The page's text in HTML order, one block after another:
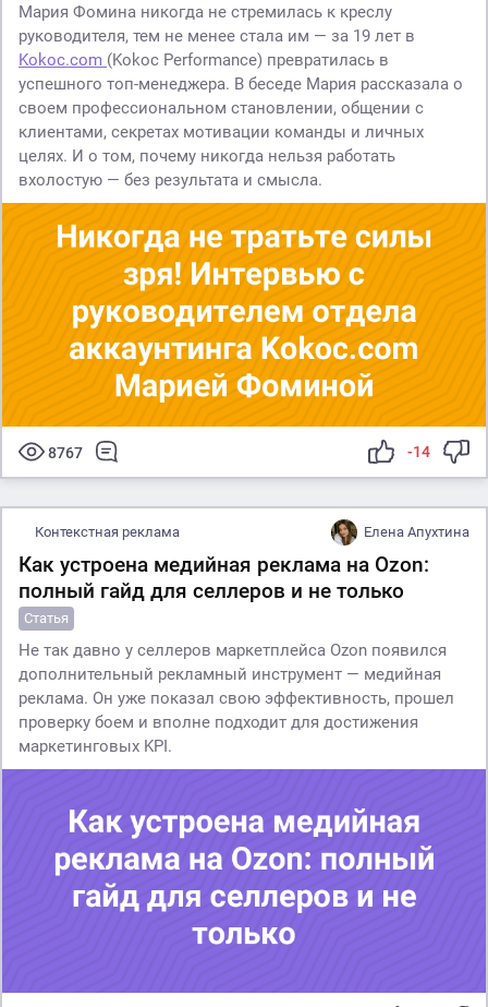
Мария Фомина никогда не стремилась к креслу
руководителя, тем не менее стала им — за 19 лет в
Kokoc.com (Kokoc Performance) превратилась в
успешного топ-менеджера. В беседе Мария рассказала о
своем профессиональном становлении, общении с
клиентами, секретах мотивации команды и личных
целях. И о том, почему никогда нельзя работать
вхолостую — без результата и смысла.
8767 -14
Контекстная реклама Елена Апухтина
Как устроена медийная реклама на Ozon:
полный гайд для селлеров и не только
Статья
Не так давно у селлеров маркетплейса Ozon появился
дополнительный рекламный инструмент — медийная
реклама. Он уже показал свою эффективность, прошел
проверку боем и вполне подходит для достижения
маркетинговых KPI.